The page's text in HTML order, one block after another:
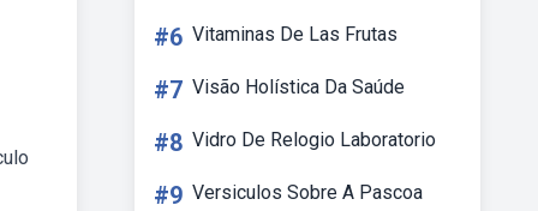
#6 Vitaminas De Las Frutas
#7 Visão Holística Da Saúde
#8 Vidro De Relogio Laboratorio
#9 Versiculos Sobre A Pascoa